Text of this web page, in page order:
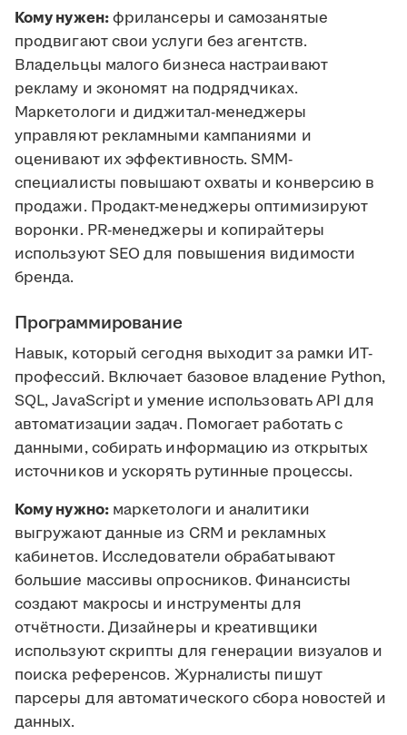
Кому нужен:фрилансеры и самозанятые
продвигают свои услуги без агентств.
Владельцы малого бизнеса настраивают
рекламу и экономят на подрядчиках.
Маркетологи и диджитал-менеджеры
управляют рекламными кампаниями и
оценивают их эффективность. SMM-
специалисты повышают охваты и конверсию в
продажи. Продакт-менеджеры оптимизируют
воронки. PR-менеджеры и копирайтеры
используют SEO для повышения видимости
бренда.
Программирование
Навык, который сегодня выходит за рамки ИТ-
профессий. Включает базовое владение Python,
SQL, JavaScript и умение использовать API для
автоматизации задач. Помогает работать с
данными, собирать информацию из открытых
источников и ускорять рутинные процессы.
Кому нужно:маркетологи и аналитики
выгружают данные из CRM и рекламных
кабинетов. Исследователи обрабатывают
большие массивы опросников. Финансисты
создают макросы и инструменты для
отчётности. Дизайнеры и креативщики
используют скрипты для генерации визуалов и
поиска референсов. Журналисты пишут
парсеры для автоматического сбора новостей и
данных.